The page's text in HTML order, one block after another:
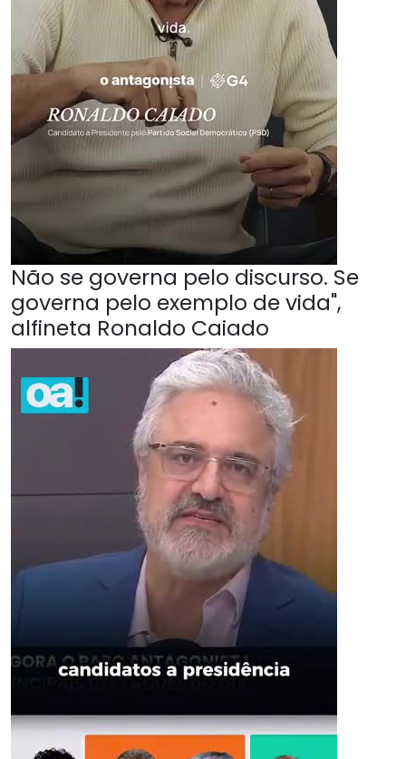
Não se governa pelo discurso. Se
governa pelo exemplo de vida",
alfineta Ronaldo Caiado